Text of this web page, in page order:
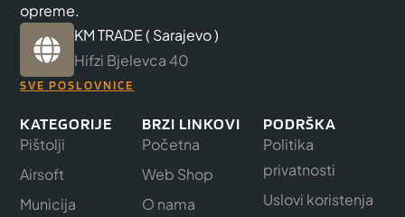
opreme.
KM TRADE ( Sarajevo )
Hifzi Bjelevca 40
SVE POSLOVNICE
KATEGORIJE
Pištolji
Airsoft
Municija
BRZI LINKOVI
Početna
Web Shop
O nama
PODRŠKA
Politika
privatnosti
Uslovi koristenja